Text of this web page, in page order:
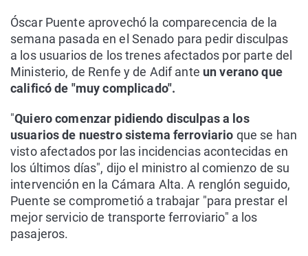
Óscar Puente aprovechó la comparecencia de la
semana pasada en el Senado para pedir disculpas
a los usuarios de los trenes afectados por parte del
Ministerio, de Renfe y de Adif ante un verano que
calificó de "muy complicado".
"Quiero comenzar pidiendo disculpas a los
usuarios de nuestro sistema ferroviario que se han
visto afectados por las incidencias acontecidas en
los últimos días", dijo el ministro al comienzo de su
intervención en la Cámara Alta. A renglón seguido,
Puente se comprometió a trabajar "para prestar el
mejor servicio de transporte ferroviario" a los
pasajeros.